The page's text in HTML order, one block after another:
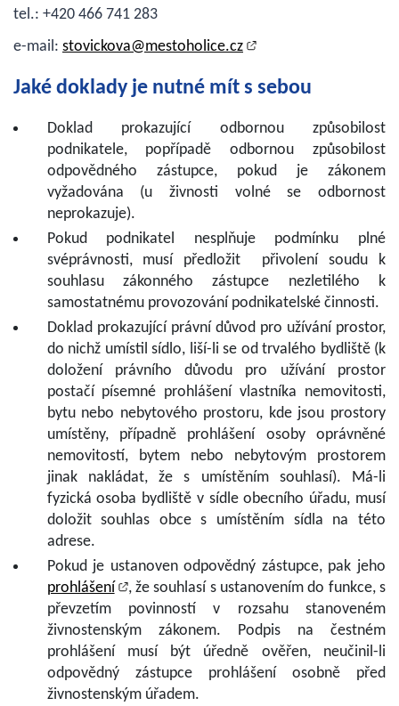
tel.: +420 466 741 283
e-mail: stovickova@mestoholice.cz
Jaké doklady je nutné mít s sebou
Doklad prokazující odbornou způsobilost
podnikatele, popřípadě odbornou způsobilost
odpovědného zástupce, pokud je zákonem
vyžadována (u živnosti volné se odbornost
neprokazuje).
Pokud podnikatel nesplňuje podmínku plné
svéprávnosti, musí předložit přivolení soudu k
souhlasu zákonného zástupce nezletilého k
samostatnému provozování podnikatelské činnosti.
Doklad prokazující právní důvod pro užívání prostor,
do nichž umístil sídlo, liší-li se od trvalého bydliště (k
doložení právního důvodu pro užívání prostor
postačí písemné prohlášení vlastníka nemovitosti,
bytu nebo nebytového prostoru, kde jsou prostory
umístěny, případně prohlášení osoby oprávněné
nemovitostí, bytem nebo nebytovým prostorem
jinak nakládat, že s umístěním souhlasí). Má-li
fyzická osoba bydliště v sídle obecního úřadu, musí
doložit souhlas obce s umístěním sídla na této
adrese.
Pokud je ustanoven odpovědný zástupce, pak jeho
prohlášení
, že souhlasí s ustanovením do funkce, s
převzetím povinností v rozsahu stanoveném
živnostenským zákonem. Podpis na čestném
prohlášení musí být úředně ověřen, neučinil-li
odpovědný zástupce prohlášení osobně před
živnostenským úřadem.